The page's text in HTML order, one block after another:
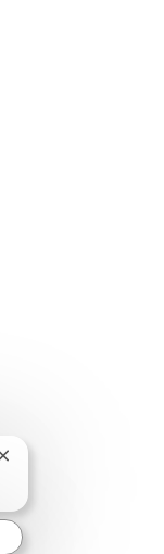
Zamknij